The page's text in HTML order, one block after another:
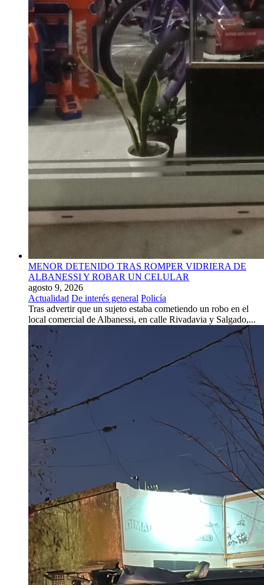
MENOR DETENIDO TRAS ROMPER VIDRIERA DE
ALBANESSI Y ROBAR UN CELULAR
agosto 9, 2026
Actualidad De interés general Policía
Tras advertir que un sujeto estaba cometiendo un robo en el
local comercial de Albanessi, en calle Rivadavia y Salgado,...